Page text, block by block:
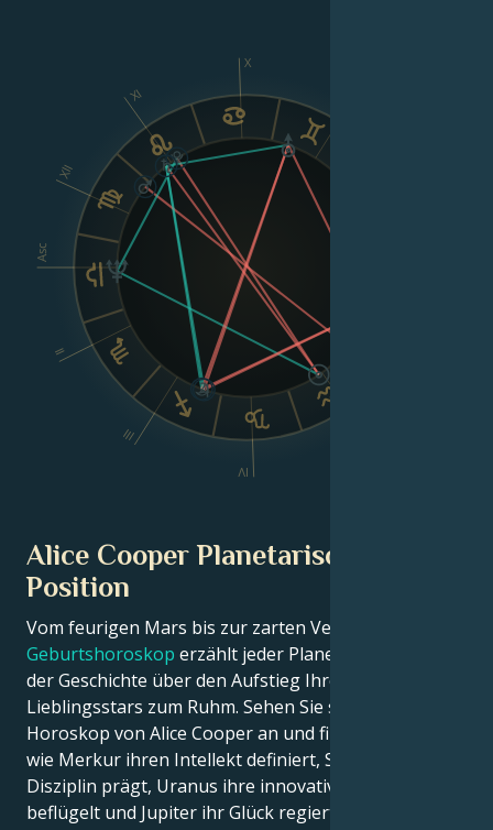
Asc
II
III
IV
X
XI
XII
Alice Cooper Planetarische
Position
Vom feurigen Mars bis zur zarten Venus – in diesem
Geburtshoroskop erzählt jeder Planet seinen Teil
der Geschichte über den Aufstieg Ihres
Lieblingsstars zum Ruhm. Sehen Sie sich das Astro-
Horoskop von Alice Cooper an und finden Sie heraus,
wie Merkur ihren Intellekt definiert, Saturn ihre
Disziplin prägt, Uranus ihre innovativen Ideen
beflügelt und Jupiter ihr Glück regiert.